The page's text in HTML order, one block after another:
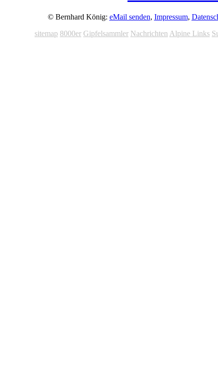
© Bernhard König: eMail senden, Impressum,
sitemap 8000er Gipfelsammler Nachrichten Alpine Links